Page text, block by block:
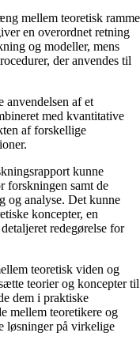
mellem teoretisk ramme
en overordnet retning
og modeller, mens
der anvendes til
anvendelsen af et
med kvantitative
af forskellige
kunne
forskningen samt de
og analyse. Det kunne
koncepter, en
redegørelse for
teoretisk viden og
teorier og koncepter til
dem i praktiske
mellem teoretikere og
løsninger på virkelige